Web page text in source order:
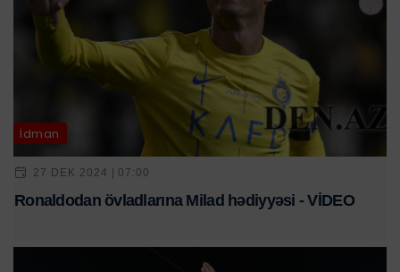
İdman
27 DEK 2024 | 07:00
Ronaldodan övladlarına Milad hədiyyəsi - VİDEO